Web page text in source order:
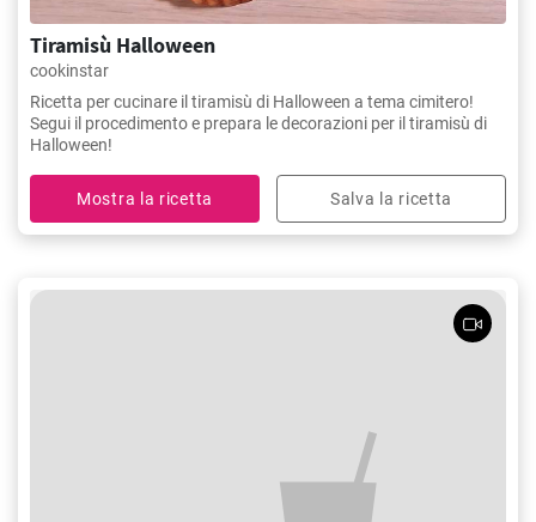
Tiramisù Halloween
cookinstar
Ricetta per cucinare il tiramisù di Halloween a tema cimitero!
Segui il procedimento e prepara le decorazioni per il tiramisù di
Halloween!
Mostra la ricetta Salva la ricetta